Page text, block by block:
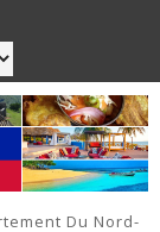
Du Nord-